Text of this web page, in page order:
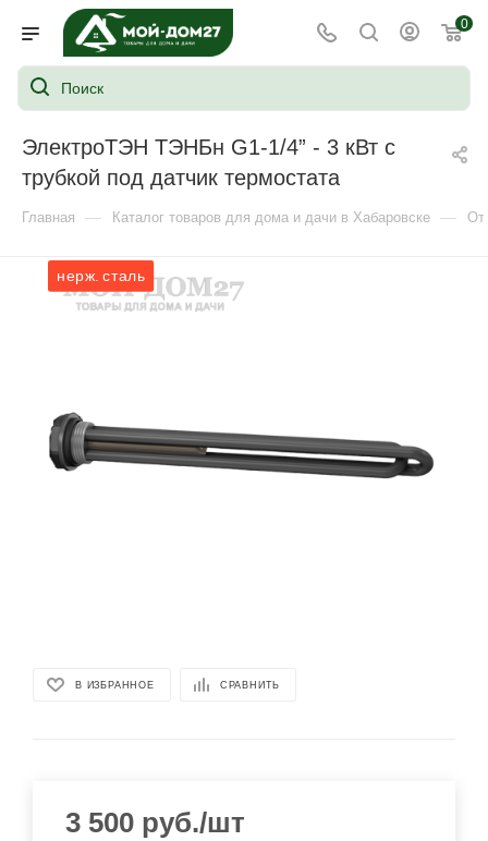
0
ЭлектроТЭН ТЭНБн G1-1/4” - 3 кВт с
трубкой под датчик термостата
Главная — Каталог товаров для дома и дачи в Хабаровске —
нерж. сталь
В ИЗБРАННОЕ СРАВНИТЬ
3 500 руб./шт